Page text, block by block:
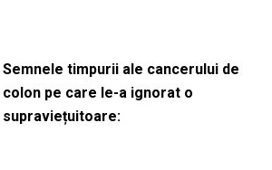
Semnele timpurii ale cancerului de
colon pe care le-a ignorat o
supraviețuitoare: